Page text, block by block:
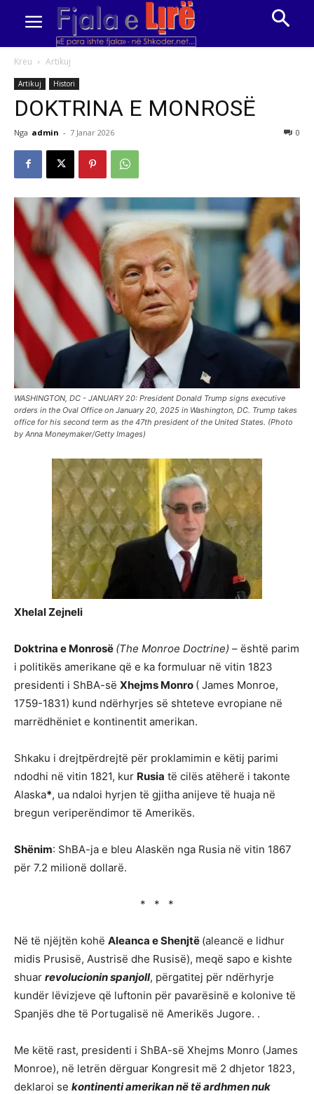
Kreu Artikuj
Artikuj Histori
DOKTRINA E MONROSË
Nga admin - 7 Janar 2026 0
WASHINGTON, DC - JANUARY 20: President Donald Trump signs executive
orders in the Oval Office on January 20, 2025 in Washington, DC. Trump takes
office for his second term as the 47th president of the United States. (Photo
by Anna Moneymaker/Getty Images)
Xhelal Zejneli
Doktrina e Monrosë (The Monroe Doctrine) – është parim
i politikës amerikane që e ka formuluar në vitin 1823
presidenti i ShBA-së Xhejms Monro ( James Monroe,
1759-1831) kund ndërhyrjes së shteteve evropiane në
marrëdhëniet e kontinentit amerikan.
Shkaku i drejtpërdrejtë për proklamimin e këtij parimi
ndodhi në vitin 1821, kur Rusia të cilës atëherë i takonte
Alaska*, ua ndaloi hyrjen të gjitha anijeve të huaja në
bregun veriperëndimor të Amerikës.
Shënim: ShBA-ja e bleu Alaskën nga Rusia në vitin 1867
për 7.2 milionë dollarë.
* * *
Në të njëjtën kohë Aleanca e Shenjtë (aleancë e lidhur
midis Prusisë, Austrisë dhe Rusisë), meqë sapo e kishte
shuar revolucionin spanjoll, përgatitej për ndërhyrje
kundër lëvizjeve që luftonin për pavarësinë e kolonive të
Spanjës dhe të Portugalisë në Amerikës Jugore. .
Me këtë rast, presidenti i ShBA-së Xhejms Monro (James
Monroe), në letrën dërguar Kongresit më 2 dhjetor 1823,
deklaroi se kontinenti amerikan në të ardhmen nuk